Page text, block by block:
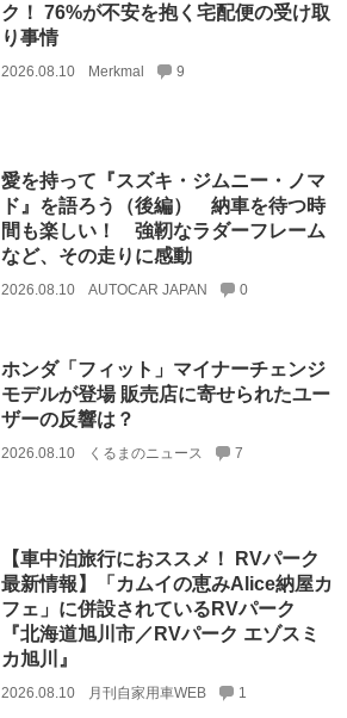
ク！ 76%が不安を抱く宅配便の受け取
り事情
2026.08.10 Merkmal 9
愛を持って『スズキ・ジムニー・ノマ
ド』を語ろう（後編） 納車を待つ時
間も楽しい！ 強靭なラダーフレーム
など、その走りに感動
2026.08.10 AUTOCAR JAPAN 0
ホンダ「フィット」マイナーチェンジ
モデルが登場 販売店に寄せられたユー
ザーの反響は？
2026.08.10 くるまのニュース 7
【車中泊旅行におススメ！ RVパーク
最新情報】「カムイの恵みAlice納屋カ
フェ」に併設されているRVパーク
『北海道旭川市／RVパーク エゾスミ
カ旭川』
2026.08.10 月刊自家用車WEB 1